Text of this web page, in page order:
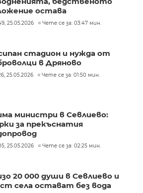
остава
25.05.2026 Чете се за: 03:47 мин.
стадион и нужда от
в Дряново
25.05.2026 Чете се за: 01:50 мин.
министри в Севлиево:
за прекъснатия
25.05.2026 Чете се за: 02:25 мин.
20 000 души в Севлиево и
села остават без вода